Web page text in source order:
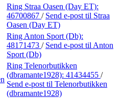
Ring Straa Oasen (Day ET):
46700867 / Send e-post til Straa
Oasen (Day ET)
Ring Anton Sport (Db):
48171473 / Send e-post til Anton
Sport (Db)
Ring Telenorbutikken
(dbramante1928): 41434455 /
Send e-post til Telenorbutikken
(dbramante1928)